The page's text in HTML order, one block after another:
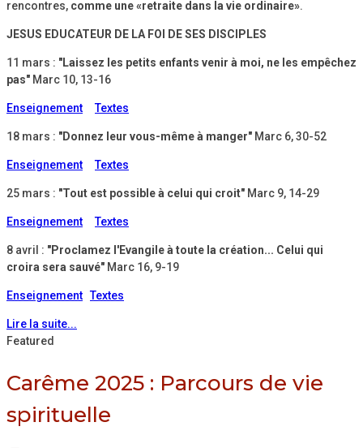
rencontres, comme une «retraite dans la vie ordinaire».
JESUS EDUCATEUR DE LA FOI DE SES DISCIPLES
11 mars : "Laissez les petits enfants venir à moi, ne les empêchez
pas" Marc 10, 13-16
Enseignement Textes
18 mars : "Donnez leur vous-même à manger" Marc 6, 30-52
Enseignement Textes
25 mars : "Tout est possible à celui qui croit" Marc 9, 14-29
Enseignement Textes
8 avril : "Proclamez l'Evangile à toute la création... Celui qui
croira sera sauvé" Marc 16, 9-19
Enseignement Textes
Lire la suite...
Featured
Carême 2025 : Parcours de vie
spirituelle